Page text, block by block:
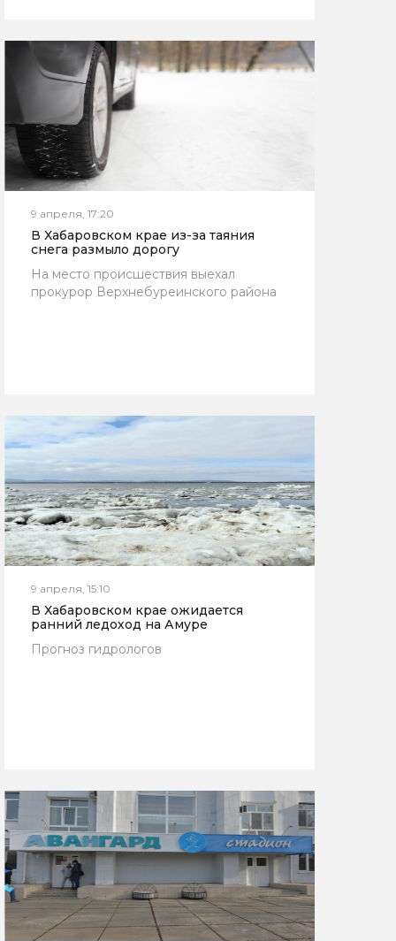
9 апреля, 17:20
В Хабаровском крае из-за таяния
снега размыло дорогу
На место происшествия выехал
прокурор Верхнебуреинского района
9 апреля, 15:10
В Хабаровском крае ожидается
ранний ледоход на Амуре
Прогноз гидрологов